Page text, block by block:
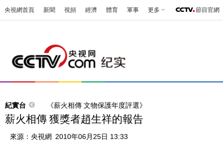
央視網首頁 新聞 視頻 經濟 體育 軍事 更多 節目官網
紀實台 《薪火相傳 文物保護年度評選》
薪火相傳 獲獎者趙生祥的報告
來源： 央視網 2010年06月25日 13:33